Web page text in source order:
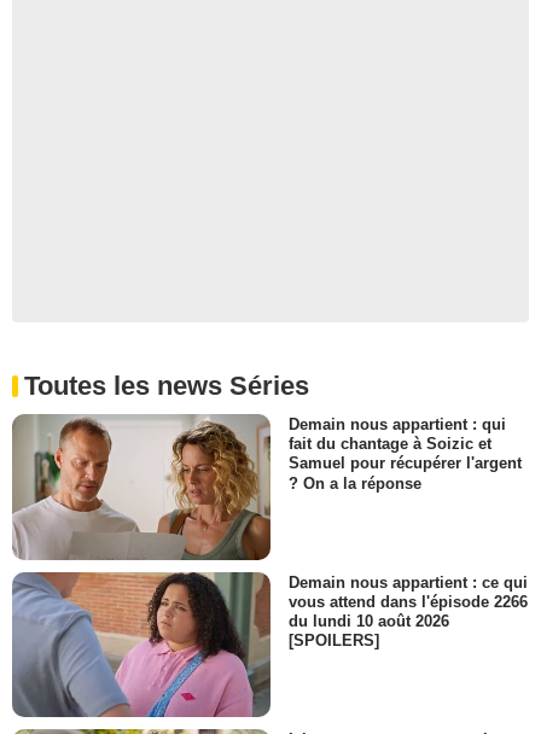
Toutes les news Séries
Demain nous appartient : qui
fait du chantage à Soizic et
Samuel pour récupérer l'argent
? On a la réponse
Demain nous appartient : ce qui
vous attend dans l'épisode 2266
du lundi 10 août 2026
[SPOILERS]